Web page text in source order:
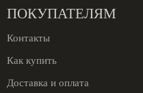
ПОКУПАТЕЛЯМ
Контакты
Как купить
Доставка и оплата